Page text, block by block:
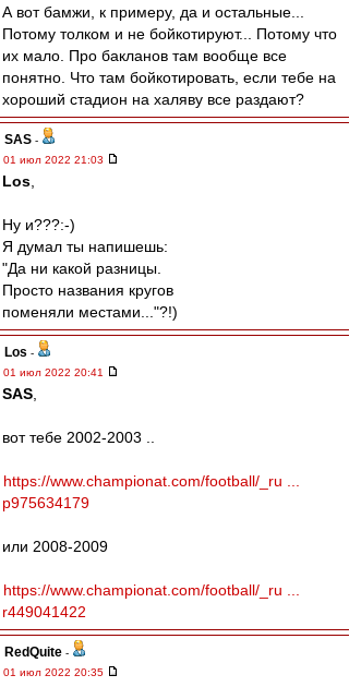
А вот бамжи, к примеру, да и остальные...
Потому толком и не бойкотируют... Потому что
их мало. Про бакланов там вообще все
понятно. Что там бойкотировать, если тебе на
хороший стадион на халяву все раздают?
SAS -
01 июл 2022 21:03
Los
Ну и???:-)
Я думал ты напишешь:
"Да ни какой разницы.
Просто названия кругов
поменяли местами..."?!)
Los -
01 июл 2022 20:41
SAS
вот тебе 2002-2003 ..
https://www.championat.com/football/_ru ...
p975634179
или 2008-2009
https://www.championat.com/football/_ru ...
r449041422
RedQuite -
01 июл 2022 20:35